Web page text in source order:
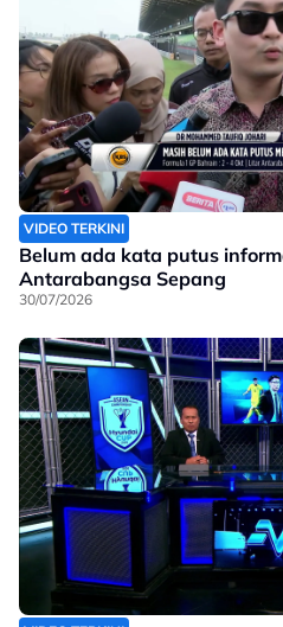
VIDEO TERKINI
Belum ada kata putus
Antarabangsa Sepang
30/07/2026